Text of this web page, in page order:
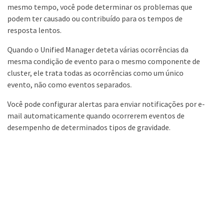
mesmo tempo, você pode determinar os problemas que
podem ter causado ou contribuído para os tempos de
resposta lentos.
Quando o Unified Manager deteta várias ocorrências da
mesma condição de evento para o mesmo componente de
cluster, ele trata todas as ocorrências como um único
evento, não como eventos separados.
Você pode configurar alertas para enviar notificações por e-
mail automaticamente quando ocorrerem eventos de
desempenho de determinados tipos de gravidade.